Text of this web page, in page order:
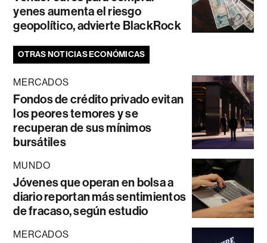
yenes aumenta el riesgo
geopolítico, advierte BlackRock
OTRAS NOTICIAS ECONÓMICAS
MERCADOS
Fondos de crédito privado evitan
los peores temores y se
recuperan de sus mínimos
bursátiles
MUNDO
Jóvenes que operan en bolsa a
diario reportan más sentimientos
de fracaso, según estudio
MERCADOS